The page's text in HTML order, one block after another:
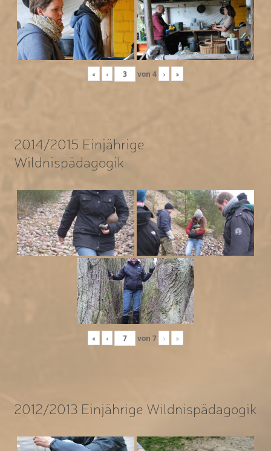
« ‹ von 4 › »
2014/2015 Einjährige
Wildnispädagogik
« ‹ von 7 › »
2012/2013 Einjährige Wildnispädagogik